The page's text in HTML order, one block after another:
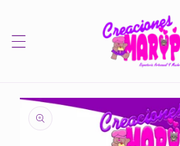
directamente
información